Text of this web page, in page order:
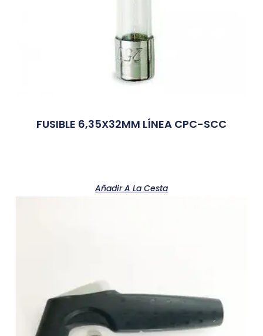
FUSIBLE 6,35X32MM LÍNEA CPC-SCC
Añadir A La Cesta